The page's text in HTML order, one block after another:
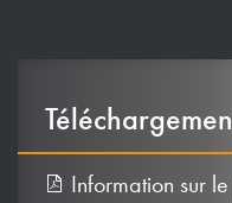
Information sur